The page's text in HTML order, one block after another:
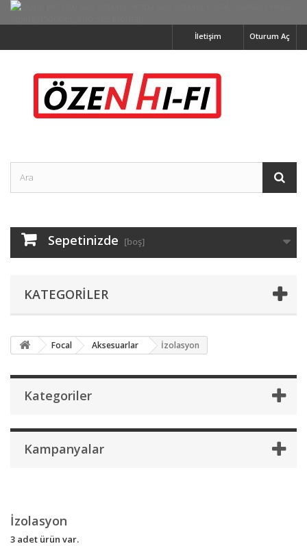
Oturum Aç
İletişim
Sepetinizde [boş]
KATEGORILER
Focal Aksesuarlar İzolasyon
Kategoriler
Kampanyalar
İzolasyon
3 adet ürün var.